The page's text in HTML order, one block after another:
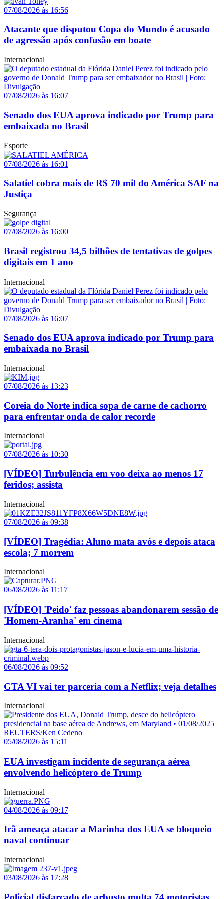
07/08/2026 às 16:56
Atacante que disputou Copa do Mundo é acusado
de agressão após confusão em boate
Internacional
07/08/2026 às 16:07
Senado dos EUA aprova indicado por Trump para
embaixada no Brasil
Esporte
07/08/2026 às 16:01
Salatiel cobra mais de R$ 70 mil do América SAF na
Justiça
Segurança
07/08/2026 às 16:00
Brasil registrou 34,5 bilhões de tentativas de golpes
digitais em 1 ano
Internacional
07/08/2026 às 16:07
Senado dos EUA aprova indicado por Trump para
embaixada no Brasil
Internacional
07/08/2026 às 13:23
Coreia do Norte indica sopa de carne de cachorro
para enfrentar onda de calor recorde
Internacional
07/08/2026 às 10:30
[VÍDEO] Turbulência em voo deixa ao menos 17
feridos; assista
Internacional
07/08/2026 às 09:38
[VÍDEO] Tragédia: Aluno mata avós e depois ataca
escola; 7 morrem
Internacional
06/08/2026 às 11:17
[VÍDEO] 'Peido' faz pessoas abandonarem sessão de
'Homem-Aranha' em cinema
Internacional
06/08/2026 às 09:52
GTA VI vai ter parceria com a Netflix; veja detalhes
Internacional
05/08/2026 às 15:11
EUA investigam incidente de segurança aérea
envolvendo helicóptero de Trump
Internacional
04/08/2026 às 09:17
Irã ameaça atacar a Marinha dos EUA se bloqueio
naval continuar
Internacional
03/08/2026 às 17:28